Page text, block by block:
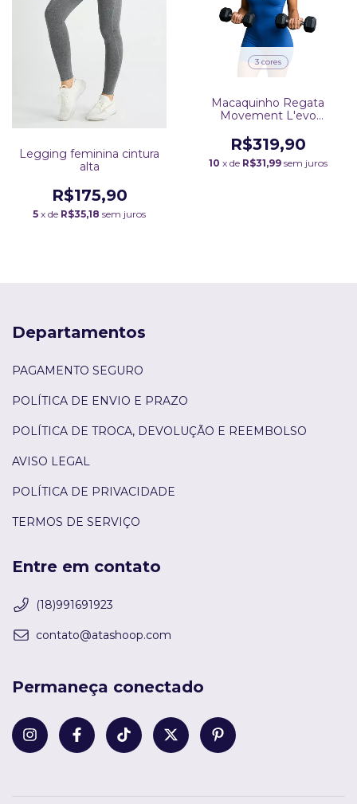
Legging feminina cintura
alta
R$175,90
5 x de R$35,18 sem juros
3 cores
Macaquinho Regata
Movement L'evo
R$319,90
10 x de R$31,99 sem juros
Departamentos
PAGAMENTO SEGURO
POLÍTICA DE ENVIO E PRAZO
POLÍTICA DE TROCA, DEVOLUÇÃO E REEMBOLSO
AVISO LEGAL
POLÍTICA DE PRIVACIDADE
TERMOS DE SERVIÇO
Entre em contato
(18)991691923
contato@atashoop.com
Permaneça conectado